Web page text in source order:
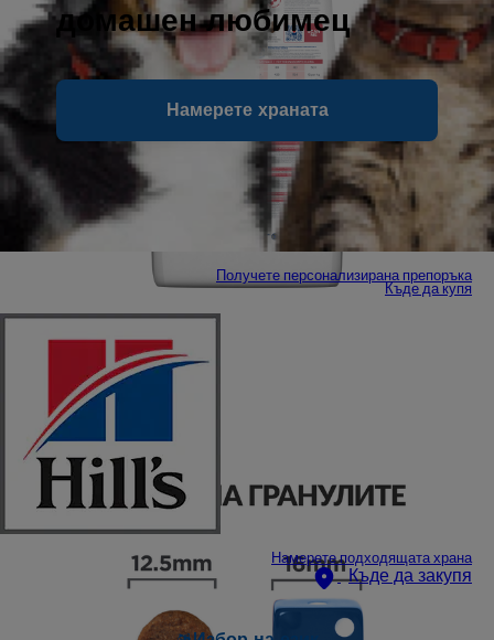
домашен любимец
Намерете храната
Получете персонализирана препоръка
Къде да купя
Намерете подходящата храна
Къде да закупя